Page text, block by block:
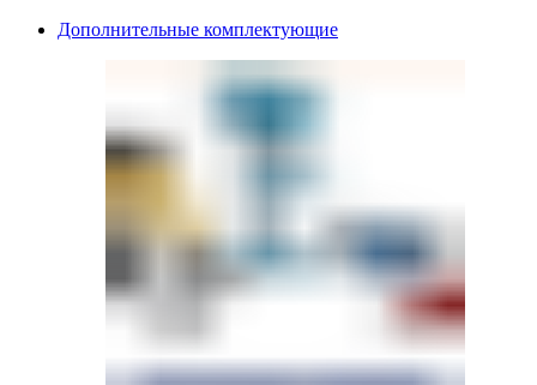
Дополнительные комплектующие